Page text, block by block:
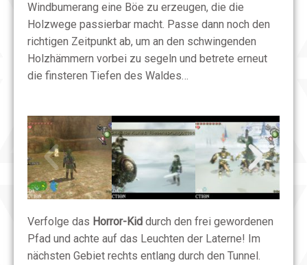
Windbumerang eine Böe zu erzeugen, die die
Holzwege passierbar macht. Passe dann noch den
richtigen Zeitpunkt ab, um an den schwingenden
Holzhämmern vorbei zu segeln und betrete erneut
die finsteren Tiefen des Waldes…
Verfolge das Horror-Kid durch den frei gewordenen
Pfad und achte auf das Leuchten der Laterne! Im
nächsten Gebiet rechts entlang durch den Tunnel.